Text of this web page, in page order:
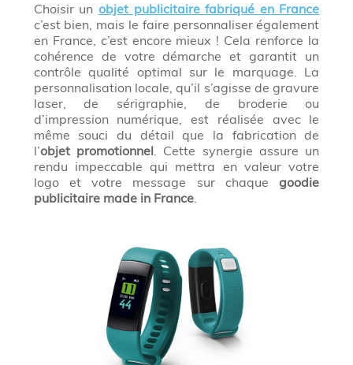
Choisir un objet publicitaire fabriqué en France
c’est bien, mais le faire personnaliser également
en France, c’est encore mieux ! Cela renforce la
cohérence de votre démarche et garantit un
contrôle qualité optimal sur le marquage. La
personnalisation locale, qu’il s’agisse de gravure
laser, de sérigraphie, de broderie ou
d’impression numérique, est réalisée avec le
même souci du détail que la fabrication de
l’objet promotionnel. Cette synergie assure un
rendu impeccable qui mettra en valeur votre
logo et votre message sur chaquegoodie
publicitaire made in France.